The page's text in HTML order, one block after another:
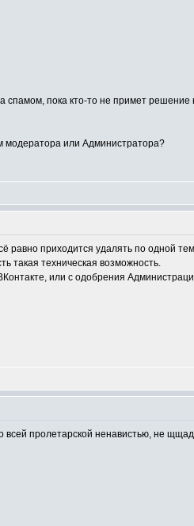
пока кто-то не примет
модератора или Администратора?
равно приходится удалять по одной
такая техническая возможность.
или с одобрения
пролетарской ненавистью, не